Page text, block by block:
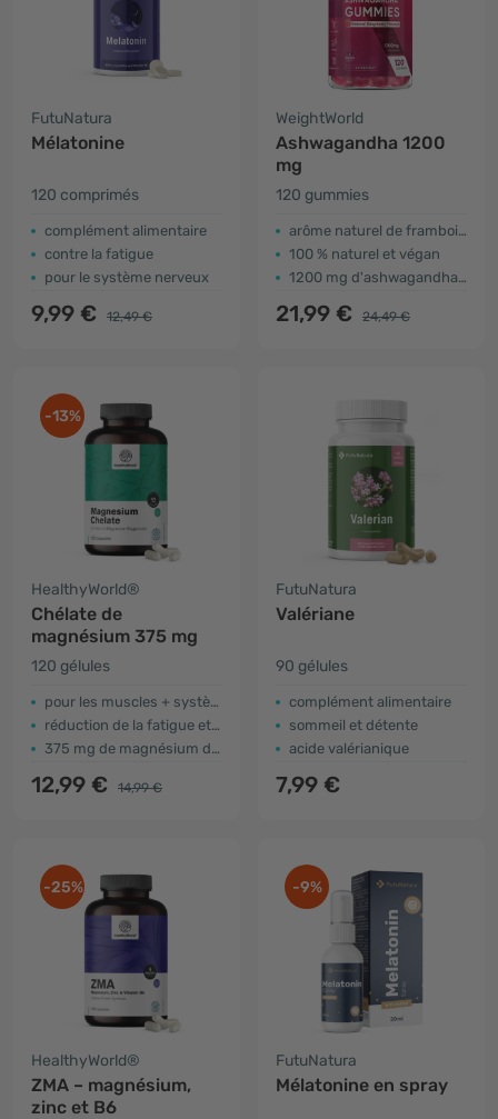
FutuNatura
Mélatonine
120 comprimés
complément alimentaire
contre la fatigue
pour le système nerveux
9,99 € 12,49 €
WeightWorld
Ashwagandha 1200
mg
120 gummies
arôme naturel de framboise
100 % naturel et végan
1200 mg d'ashwagandha pour 2 gummies
21,99 € 24,49 €
-13%
HealthyWorld®
Chélate de
magnésium 375 mg
120 gélules
pour les muscles + système nerveux
réduction de la fatigue et de l'épuisement
375 mg de magnésium dans 3 gélules
12,99 € 14,99 €
FutuNatura
Valériane
90 gélules
complément alimentaire
sommeil et détente
acide valérianique
7,99 €
-25%
HealthyWorld®
ZMA – magnésium,
zinc et B6
-9%
FutuNatura
Mélatonine en spray